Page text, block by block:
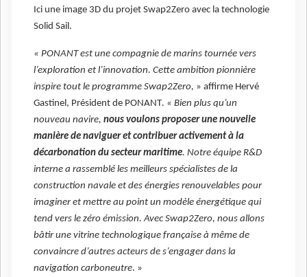
Ici une image 3D du projet Swap2Zero avec la technologie
Solid Sail.
« PONANT est une compagnie de marins tournée vers
l’exploration et l’innovation. Cette ambition pionnière
inspire tout le programme Swap2Zero, » affirme Hervé
Gastinel, Président de PONANT. « Bien plus qu’un
nouveau navire, nous voulons proposer une nouvelle
manière de naviguer et contribuer activement à la
décarbonation du secteur maritime. Notre équipe R&D
interne a rassemblé les meilleurs spécialistes de la
construction navale et des énergies renouvelables pour
imaginer et mettre au point un modèle énergétique qui
tend vers le zéro émission. Avec Swap2Zero, nous allons
bâtir une vitrine technologique française à même de
convaincre d’autres acteurs de s’engager dans la
navigation carboneutre. »